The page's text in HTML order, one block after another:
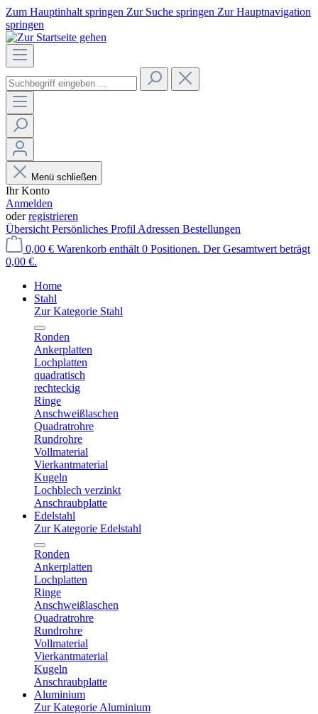
Zum Hauptinhalt springen Zur Suche springen Zur Hauptnavigation
springen
Menü schließen
Ihr Konto
Anmelden
oderregistrieren
Übersicht Persönliches Profil Adressen Bestellungen
0,00 € Warenkorb enthält 0 Positionen. Der Gesamtwert beträgt
0,00 €.
Home
Stahl
Zur Kategorie Stahl
Ronden
Ankerplatten
Lochplatten
quadratisch
rechteckig
Ringe
Anschweißlaschen
Quadratrohre
Rundrohre
Vollmaterial
Vierkantmaterial
Kugeln
Lochblech verzinkt
Anschraubplatte
Edelstahl
Zur Kategorie Edelstahl
Ronden
Ankerplatten
Lochplatten
Ringe
Anschweißlaschen
Quadratrohre
Rundrohre
Vollmaterial
Vierkantmaterial
Kugeln
Anschraubplatte
Aluminium
Zur Kategorie Aluminium